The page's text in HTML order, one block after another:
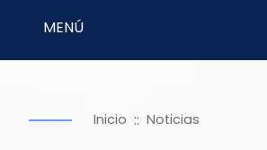
MENÚ
Inicio :: Noticias